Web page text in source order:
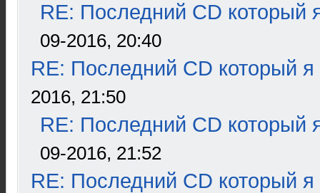
RE: Последний CD который
09-2016, 20:40
RE: Последний CD который я
2016, 21:50
RE: Последний CD который
09-2016, 21:52
RE: Последний CD который я